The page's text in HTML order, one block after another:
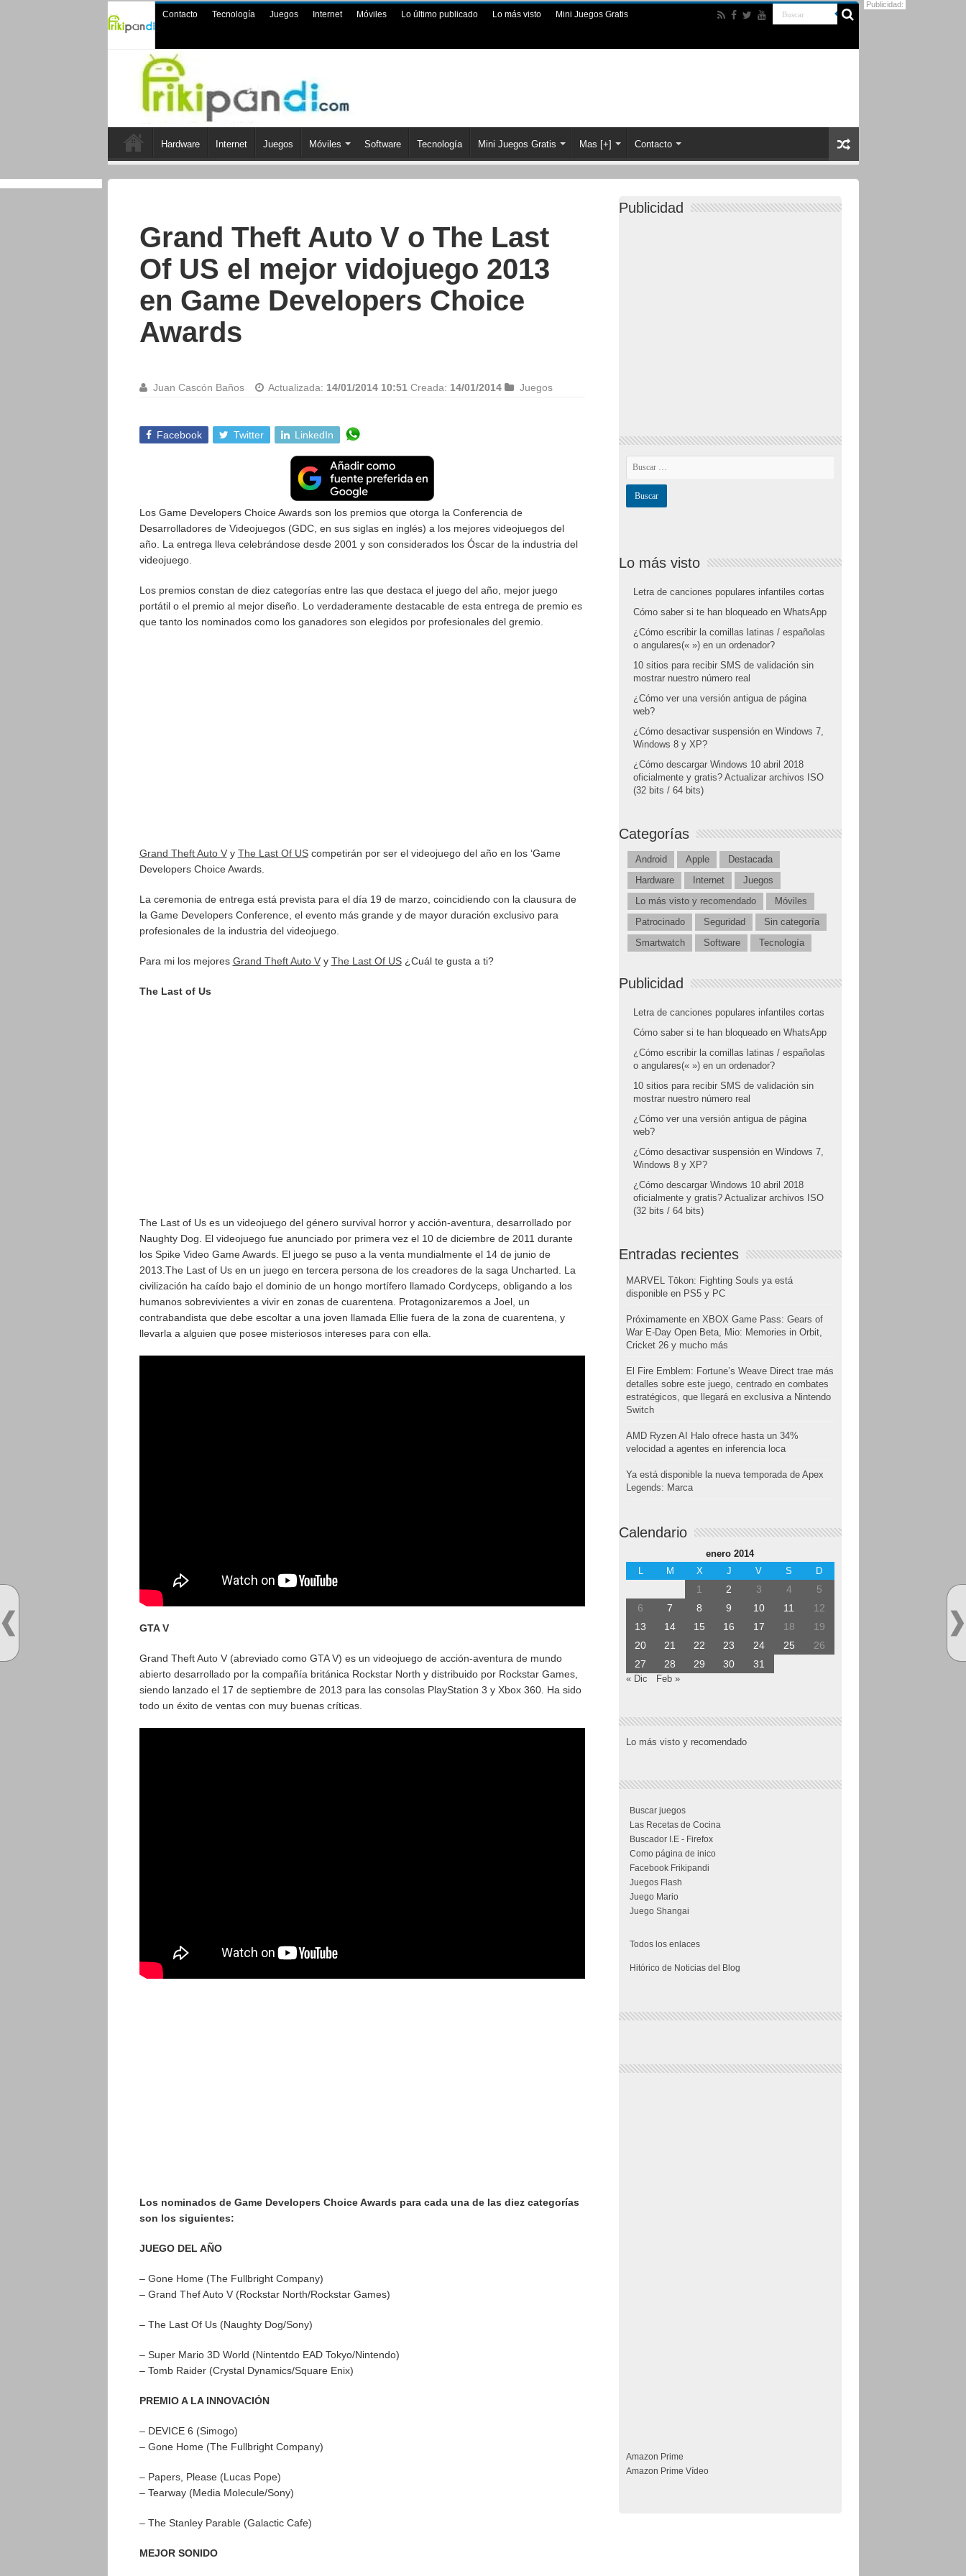
Contacto Tecnología Juegos Internet Móviles Lo último publicado Lo más visto Mini Juegos Gratis
Hardware Internet Juegos Móviles Software Tecnología Mini Juegos Gratis Mas [+] Contacto
Grand Theft Auto V o The Last
Of US el mejor vidojuego 2013
en Game Developers Choice
Awards
Juan Cascón Baños Actualizada: 14/01/2014 10:51 Creada: 14/01/2014 Juegos
Facebook Twitter LinkedIn
Los Game Developers Choice Awards son los premios que otorga la Conferencia de
Desarrolladores de Videojuegos (GDC, en sus siglas en inglés) a los mejores videojuegos del
año. La entrega lleva celebrándose desde 2001 y son considerados los Óscar de la industria del
videojuego.
Los premios constan de diez categorías entre las que destaca el juego del año, mejor juego
portátil o el premio al mejor diseño. Lo verdaderamente destacable de esta entrega de premio es
que tanto los nominados como los ganadores son elegidos por profesionales del gremio.
Grand Theft Auto Vy The Last Of UScompetirán por ser el videojuego del año en los ‘Game
Developers Choice Awards.
La ceremonia de entrega está prevista para el día 19 de marzo, coincidiendo con la clausura de
la Game Developers Conference, el evento más grande y de mayor duración exclusivo para
profesionales de la industria del videojuego.
Para mi los mejores Grand Theft Auto Vy The Last Of US¿Cuál te gusta a ti?
The Last of Us
The Last of Us es un videojuego del género survival horror y acción-aventura, desarrollado por
Naughty Dog. El videojuego fue anunciado por primera vez el 10 de diciembre de 2011 durante
los Spike Video Game Awards. El juego se puso a la venta mundialmente el 14 de junio de
2013.The Last of Us en un juego en tercera persona de los creadores de la saga Uncharted. La
civilización ha caído bajo el dominio de un hongo mortífero llamado Cordyceps, obligando a los
humanos sobrevivientes a vivir en zonas de cuarentena. Protagonizaremos a Joel, un
contrabandista que debe escoltar a una joven llamada Ellie fuera de la zona de cuarentena, y
llevarla a alguien que posee misteriosos intereses para con ella.
GTA V
Grand Theft Auto V (abreviado como GTA V) es un videojuego de acción-aventura de mundo
abierto desarrollado por la compañía británica Rockstar North y distribuido por Rockstar Games,
siendo lanzado el 17 de septiembre de 2013 para las consolas PlayStation 3 y Xbox 360. Ha sido
todo un éxito de ventas con muy buenas críticas.
Los nominados de Game Developers Choice Awards para cada una de las diez categorías
son los siguientes:
JUEGO DEL AÑO
– Gone Home (The Fullbright Company)
– Grand Thef Auto V (Rockstar North/Rockstar Games)
– The Last Of Us (Naughty Dog/Sony)
– Super Mario 3D World (Nintentdo EAD Tokyo/Nintendo)
– Tomb Raider (Crystal Dynamics/Square Enix)
PREMIO A LA INNOVACIÓN
– DEVICE 6 (Simogo)
– Gone Home (The Fullbright Company)
– Papers, Please (Lucas Pope)
– Tearway (Media Molecule/Sony)
– The Stanley Parable (Galactic Cafe)
MEJOR SONIDO
Publicidad
Lo más visto
Letra de canciones populares infantiles cortas
Cómo saber si te han bloqueado en WhatsApp
¿Cómo escribir la comillas latinas / españolas
o angulares(« ») en un ordenador?
10 sitios para recibir SMS de validación sin
mostrar nuestro número real
¿Cómo ver una versión antigua de página
web?
¿Cómo desactivar suspensión en Windows 7,
Windows 8 y XP?
¿Cómo descargar Windows 10 abril 2018
oficialmente y gratis? Actualizar archivos ISO
(32 bits / 64 bits)
Categorías
Android Apple
Destacada
Hardware
Internet
Juegos
Lo más visto y recomendado
Móviles
Patrocinado
Seguridad
Sin categoría
Smartwatch
Software Tecnología
Publicidad
Letra de canciones populares infantiles cortas
Cómo saber si te han bloqueado en WhatsApp
¿Cómo escribir la comillas latinas / españolas
o angulares(« ») en un ordenador?
10 sitios para recibir SMS de validación sin
mostrar nuestro número real
¿Cómo ver una versión antigua de página
web?
¿Cómo desactivar suspensión en Windows 7,
Windows 8 y XP?
¿Cómo descargar Windows 10 abril 2018
oficialmente y gratis? Actualizar archivos ISO
(32 bits / 64 bits)
Entradas recientes
MARVEL Tōkon: Fighting Souls ya está
disponible en PS5 y PC
Próximamente en XBOX Game Pass: Gears of
War E-Day Open Beta, Mio: Memories in Orbit,
Cricket 26 y mucho más
El Fire Emblem: Fortune’s Weave Direct trae más
detalles sobre este juego, centrado en combates
estratégicos, que llegará en exclusiva a Nintendo
Switch
AMD Ryzen AI Halo ofrece hasta un 34%
velocidad a agentes en inferencia loca
Ya está disponible la nueva temporada de Apex
Legends: Marca
Calendario
enero 2014
L
M X J V S D
1 2 3 4
5
6
7 8 9 10 11
12
13
14 15 16 17 18
19
20
21 22 23 24 25
26
27
28 29 30 31
« Dic Feb »
Lo más visto y recomendado
Buscar juegos
Las Recetas de Cocina
Buscador I.E - Firefox
Como página de inico
Facebook Frikipandi
Juegos Flash
Juego Mario
Juego Shangai
Todos los enlaces
Hitórico de Noticias del Blog
Publicidad:
Amazon Prime
Amazon Prime Vídeo